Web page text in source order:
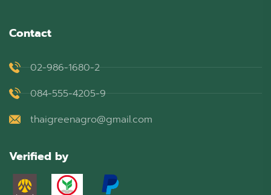
Contact
02-986-1680-2
084-555-4205-9
thaigreenagro@gmail.com
Verified by